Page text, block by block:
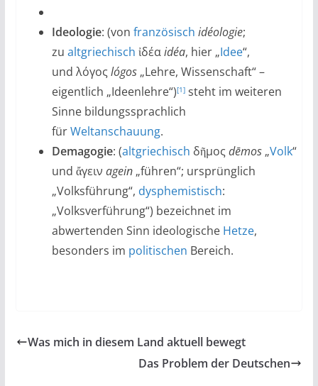
Ideologie: (von französisch idéologie;
zu altgriechisch ἰδέαidéa, hier „Idee“,
und λόγος lógos„Lehre, Wissenschaft“ –
eigentlich „Ideenlehre“)[1]steht im weiteren
Sinne bildungssprachlich
fürWeltanschauung.
Demagogie: (altgriechisch δῆμος dēmos„Volk“
und ἄγειν agein„führen“; ursprünglich
„Volksführung“, dysphemistisch:
„Volksverführung“) bezeichnet im
abwertenden Sinn ideologische Hetze,
besonders im politischen Bereich.
Was mich in diesem Land aktuell bewegt
Das Problem der Deutschen